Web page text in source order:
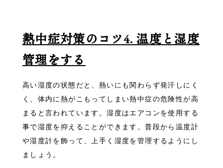
熱中症対策のコツ4. 温度と湿度
管理をする
高い湿度の状態だと、熱いにも関わらず発汗しにく
く、体内に熱がこもってしまい熱中症の危険性が高
まると言われています。湿度はエアコンを使用する
事で湿度を抑えることができます。普段から温度計
や湿度計を飾って、上手く湿度を管理するようにし
ましょう。